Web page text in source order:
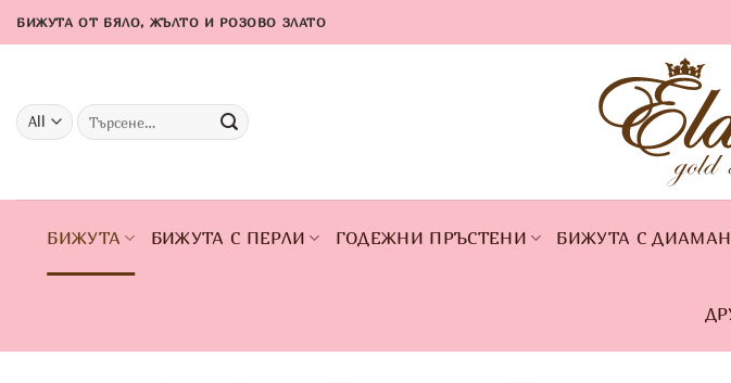
Skip
to
БИЖУТА ОТ БЯЛО, ЖЪЛТО И РОЗОВО ЗЛАТО
Търсене
за:
БИЖУТА БИЖУТА С ПЕРЛИ ГОДЕЖНИ ПРЪСТЕНИ БИЖУТА С